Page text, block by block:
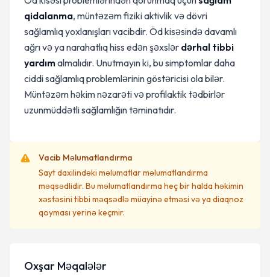
qidalanma, müntəzəm fiziki aktivlik və dövri
sağlamlıq yoxlanışları vacibdir. Öd kisəsində davamlı
ağrı və ya narahatlıq hiss edən şəxslər dərhal tibbi
yardımalmalıdır. Unutmayın ki, bu simptomlar daha
ciddi sağlamlıq problemlərinin göstəricisi ola bilər.
Müntəzəm həkim nəzarəti və profilaktik tədbirlər
uzunmüddətli sağlamlığın təminatıdır.
Vacib Məlumatlandırma
Sayt daxilindəki məlumatlar məlumatlandırma
məqsədlidir. Bu məlumatlandırma heç bir halda həkimin
xəstəsini tibbi məqsədlə müayinə etməsi və ya diaqnoz
qoyması yerinə keçmir.
Oxşar Məqalələr